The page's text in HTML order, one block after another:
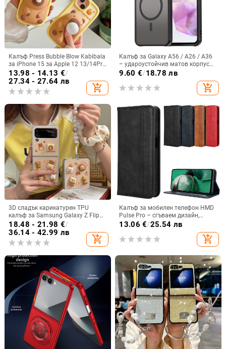
Калъф Press Bubble Blow Kabibala
за iPhone 15 за Apple 12 13/14Pro
Max, устойчив на изпускане 11
13.98 - 14.13 €/
27.34 - 27.64 лв
add_shopping_cart
Калъф за Galaxy A56 / A26 / A36
– удароустойчив матов корпус
от PC+TPU с текстура на кожа
9.60 €/18.78 лв
add_shopping_cart
3D сладък карикатурен TPU
калъф за Samsung Galaxy Z Flip
6/3/4, защита срещу изпускане,
корейски стил
18.48 - 21.98 €/
36.14 - 42.99 лв
add_shopping_cart
Калъф за мобилен телефон HMD
Pulse Pro – сгъваем дизайн,
магнитно задържане, джоб за
карти, TPU кожа, удароустойчив
13.06 €/25.54 лв
add_shopping_cart